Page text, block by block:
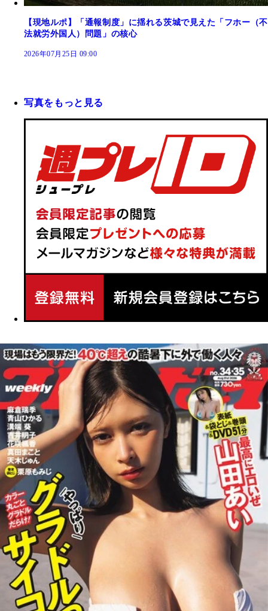
【現地ルポ】「通報制度」に揺れる茨城で見えた「フホー（不
法就労外国人）問題」の核心
2026年07月25日 09:00
写真をもっと見る